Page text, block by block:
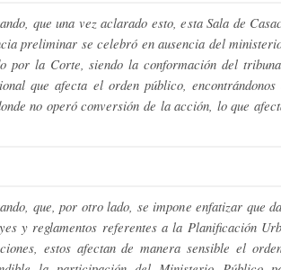
que una vez aclarado esto, esta Sala de
preliminar se celebró en ausencia del
por la Corte, siendo la conformación del
que afecta el orden público,
no operó conversión de la acción, lo que
que, por otro lado, se impone enfatizar que
y reglamentos referentes a la Planificación
estos afectan de manera sensible el